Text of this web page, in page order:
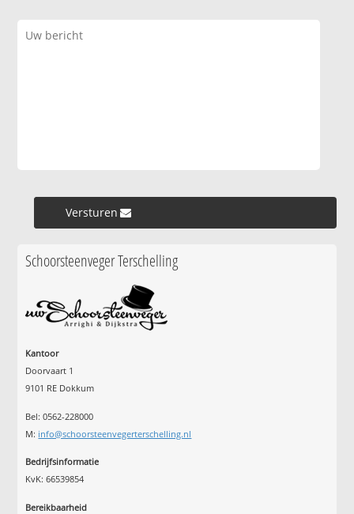
Versturen »
Schoorsteenveger Terschelling
Kantoor
Doorvaart 1
9101 RE Dokkum
Bel: 0562-228000
M: info@schoorsteenvegerterschelling.nl
Bedrijfsinformatie
KvK: 66539854
Bereikbaarheid